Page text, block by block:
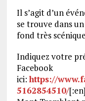
Il s’agit d’un
se trouve dans
fond très
Indiquez votre
Facebook
ici:https://
5162854510/